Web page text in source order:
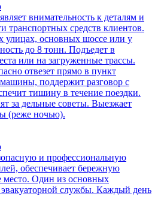
внимательность к деталям и
транспортных средств клиентов.
улицах, основных шоссе или у
до 8 тонн. Подъедет в
или на загруженные трассы.
отвезет прямо в пункт
поддержит разговор с
тишину в течение поездки.
за дельные советы. Выезжает
(реже ночью).
и профессиональную
обеспечивает бережную
место. Один из основных
службы. Каждый день